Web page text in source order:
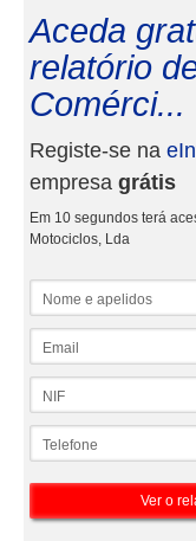
Aceda
relatório
Comérci...
Registe-se na
empresa grátis
Em 10 segundos terá
Motociclos, Lda